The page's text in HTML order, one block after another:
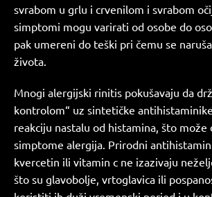
svrabom u grlu i crvenilom i svrabom
simptomi mogu varirati od osobe do
pak umereni do teški pri čemu se
života.
Mnogi alergijski rinitis pokušavaju da
kontrolom“ uz sintetičke
reakciju nastalu od histamina, što može
simptome alergija. Prirodni
kvercetin ili vitamin c ne izazivaju
što su glavobolje, vrtoglavica ili